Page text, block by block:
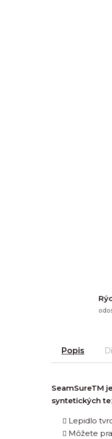
Popis
SeamSureTM
syntetických
Lepidlo
Môžete